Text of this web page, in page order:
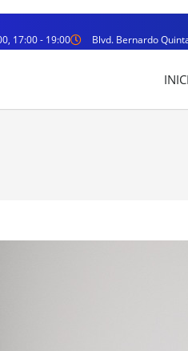
17:00 - 19:00 Blvd. Bernardo